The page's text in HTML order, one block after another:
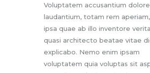
Voluptatem accusantium
laudantium, totam rem
ipsa quae ab illo inventore
quasi architecto beatae vitae
explicabo. Nemo enim ipsam
voluptatem quia voluptas sit